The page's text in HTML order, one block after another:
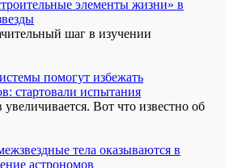
элементы жизни» в
шаг в изучении
помогут избежать
стартовали испытания
Вот что известно об
тела оказываются в
астрономов